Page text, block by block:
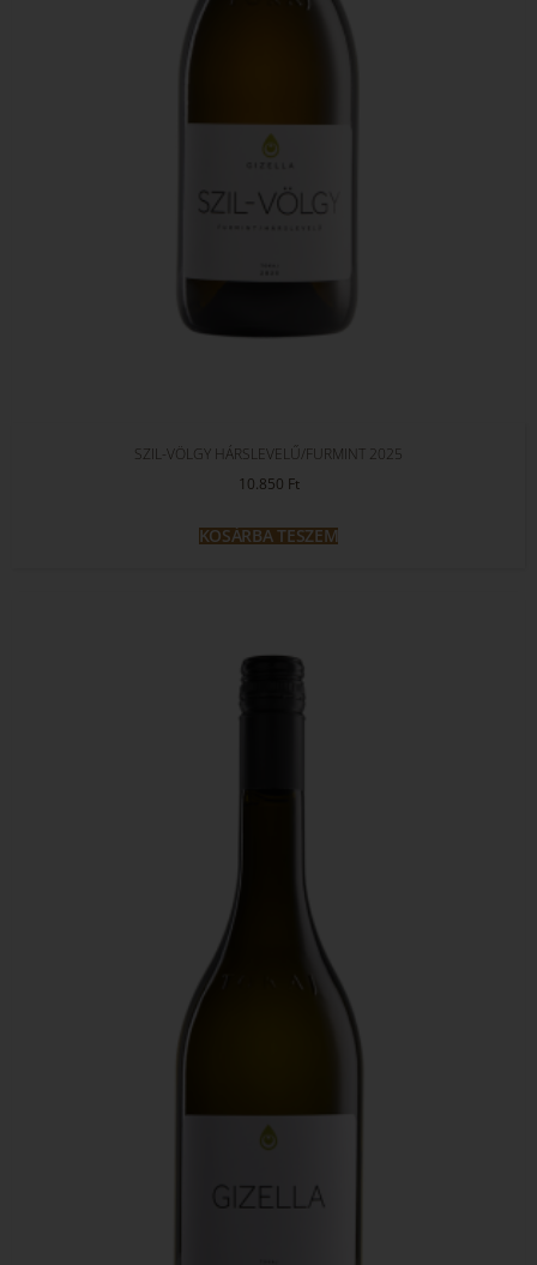
SZIL-VÖLGY HÁRSLEVELŰ/FURMINT 2025
10.850 Ft
KOSÁRBA TESZEM